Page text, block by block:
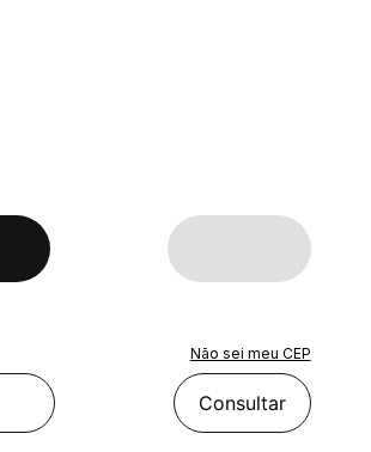
Não sei meu CEP
Consultar